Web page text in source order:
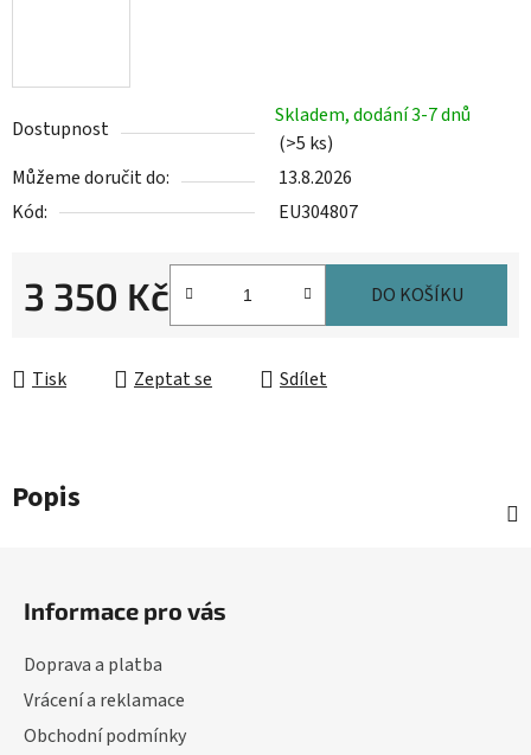
Dostupnost
Skladem, dodání 3-7 dnů
(>5 ks)
Můžeme doručit do:
13.8.2026
Kód:
EU304807
3 350 Kč DO KOŠÍKU
Tisk Zeptat se Sdílet
Popis
Informace pro vás
Doprava a platba
Vrácení a reklamace
Obchodní podmínky